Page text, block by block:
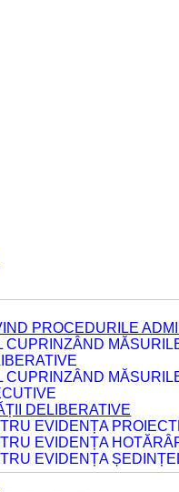
PROCEDURILE
CUPRINZÂND
DELIBERATIVE
EVIDENȚA
EVIDENȚA
EVIDENȚA